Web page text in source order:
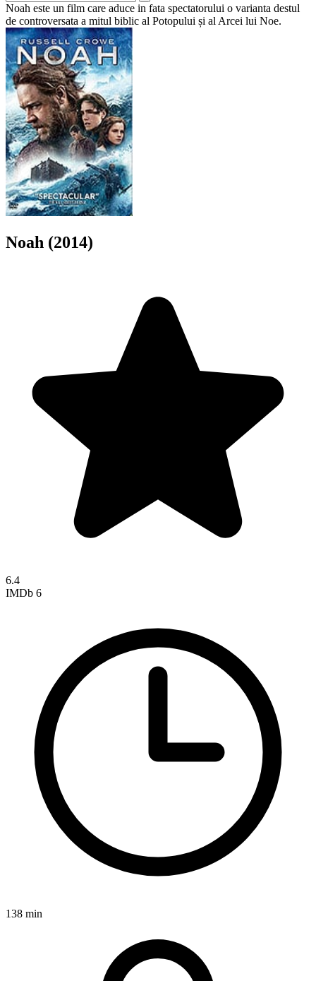
Noah este un film care aduce in fata spectatorului o varianta destul
de controversata a mitul biblic al Potopului și al Arcei lui Noe.
Noah (2014)
6.4
IMDb 6
138 min